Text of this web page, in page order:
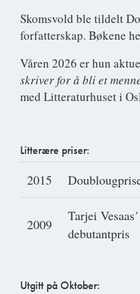
Skomsvold ble tildelt
forfatterskap. Bøkene
Våren 2026 er hun
skriver for å bli et
med Litteraturhuset i
Litterære priser:
2015
2009
Tarjei Vesaas'
debutantpris
Utgitt på Oktober: